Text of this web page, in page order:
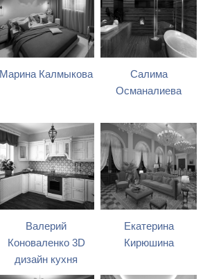
Марина Калмыкова
Салима
Османалиева
Валерий
Коноваленко 3D
дизайн кухня
Екатерина
Кирюшина